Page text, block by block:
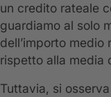
un credito rateale
guardiamo al solo
dell’importo
rispetto alla media
Tuttavia, si